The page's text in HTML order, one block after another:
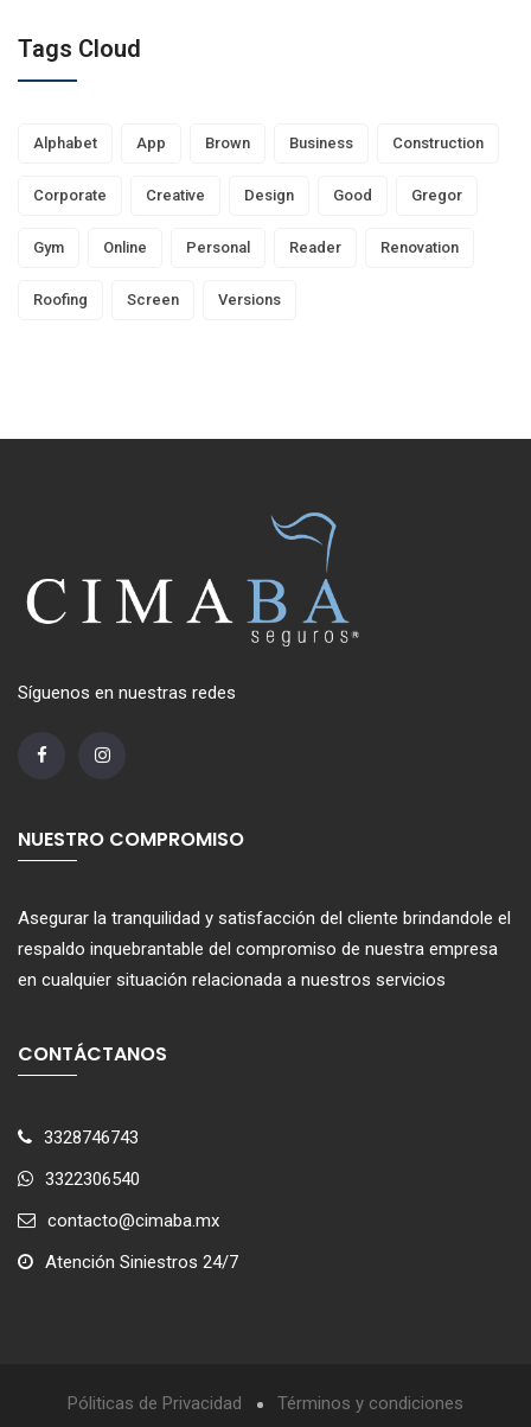
Tags Cloud
Alphabet App Brown Business Construction
Corporate Creative Design Good Gregor
Gym Online Personal Reader Renovation
Roofing Screen Versions
Síguenos en nuestras redes
NUESTRO COMPROMISO
Asegurar la tranquilidad y satisfacción del cliente brindandole el
respaldo inquebrantable del compromiso de nuestra empresa
en cualquier situación relacionada a nuestros servicios
CONTÁCTANOS
3328746743
3322306540
contacto@cimaba.mx
Atención Siniestros 24/7
Póliticas de Privacidad Términos y condiciones